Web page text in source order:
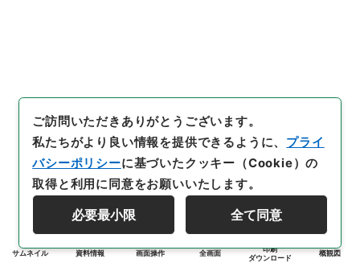
サムネイル 資料情報 画面操作 全画面
印刷
ダウンロード
概観図
ご訪問いただきありがとうございます。
私たちがより良い情報を提供できるように、 プライ
バシーポリシーに基づいたクッキー（Cookie）の
取得と利用に同意をお願いいたします。
必要最小限 全て同意